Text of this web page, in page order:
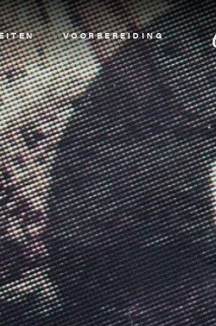
VOORBEREIDING